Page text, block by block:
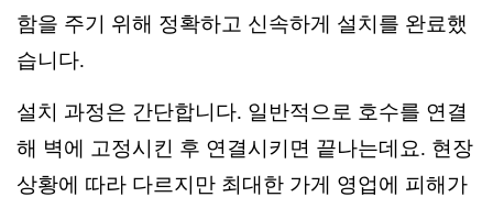
함을 주기 위해 정확하고 신속하게 설치를 완료했
습니다.
설치 과정은 간단합니다. 일반적으로 호수를 연결
해 벽에 고정시킨 후 연결시키면 끝나는데요. 현장
상황에 따라 다르지만 최대한 가게 영업에 피해가